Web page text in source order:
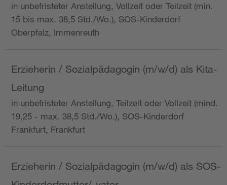
in unbefristeter Anstellung, Vollzeit oder Teilzeit (min.
15 bis max. 38,5 Std./Wo.), SOS-Kinderdorf
Oberpfalz, Immenreuth
Erzieherin / Sozialpädagogin (m/w/d) als Kita-
Leitung
in unbefristeter Anstellung, Teilzeit oder Vollzeit (mind.
19,25 - max. 38,5 Std./Wo.), SOS-Kinderdorf
Frankfurt, Frankfurt
Erzieherin / Sozialpädagogin (m/w/d) als SOS-